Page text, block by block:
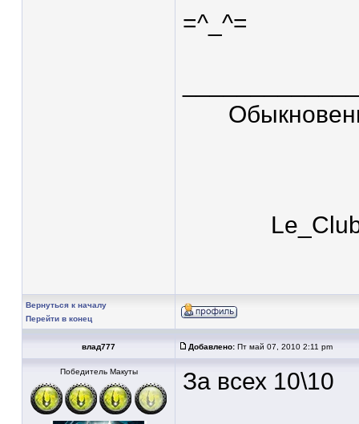
=^_^=
Вернуться к началу
Перейти в конец
влад777 Добавлено: Пт май 07, 2010 2:11 pm
Победитель Макуты За всех 10\10